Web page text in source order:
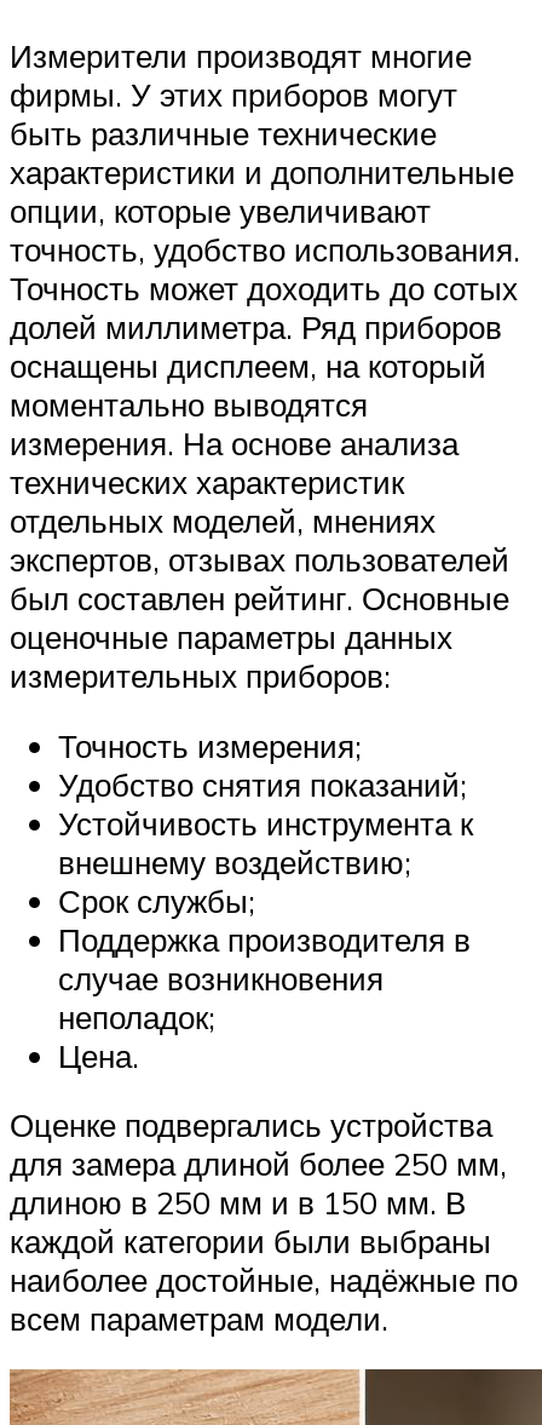
Измерители производят многие
фирмы. У этих приборов могут
быть различные технические
характеристики и дополнительные
опции, которые увеличивают
точность, удобство использования.
Точность может доходить до сотых
долей миллиметра. Ряд приборов
оснащены дисплеем, на который
моментально выводятся
измерения. На основе анализа
технических характеристик
отдельных моделей, мнениях
экспертов, отзывах пользователей
был составлен рейтинг. Основные
оценочные параметры данных
измерительных приборов:
Точность измерения;
Удобство снятия показаний;
Устойчивость инструмента к
внешнему воздействию;
Срок службы;
Поддержка производителя в
случае возникновения
неполадок;
Цена.
Оценке подвергались устройства
для замера длиной более 250 мм,
длиною в 250 мм и в 150 мм. В
каждой категории были выбраны
наиболее достойные, надёжные по
всем параметрам модели.